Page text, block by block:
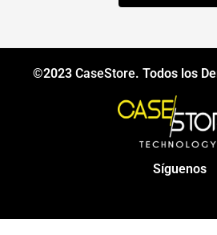
©2023 CaseStore. Todos los
Síguenos